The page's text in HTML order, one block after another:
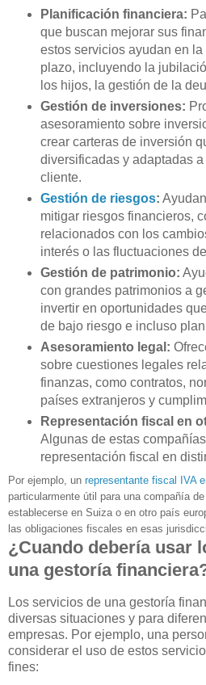
Planificación financiera:
que buscan mejorar sus
estos servicios ayudan en
plazo, incluyendo la
los hijos, la gestión de la
Gestión de inversiones:
asesoramiento sobre
crear carteras de inversión
diversificadas y adaptadas
cliente.
Gestión de riesgos:
mitigar riesgos financieros,
relacionados con los
interés o las fluctuaciones
Gestión de patrimonio:
con grandes patrimonios a
invertir en oportunidades
de bajo riesgo e incluso
Asesoramiento legal:
sobre cuestiones legales
finanzas, como contratos,
países extranjeros y
Representación fiscal en
Algunas de estas
representación fiscal en
Por ejemplo, un representante fiscal IVA
particularmente útil para una compañía
establecerse en Suiza o en otro país
las obligaciones fiscales en esas
¿Cuando debería usar
una gestoría
Los servicios de una gestoría
diversas situaciones y para
empresas. Por ejemplo, una
considerar el uso de estos
fines: